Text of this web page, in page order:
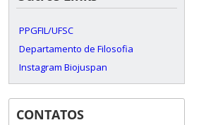
PPGFIL/UFSC
Departamento de Filosofia
Instagram Biojuspan
CONTATOS